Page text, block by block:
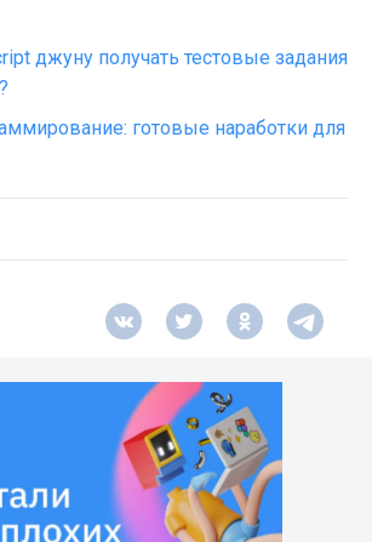
джуну получать тестовые задания
готовые наработки для